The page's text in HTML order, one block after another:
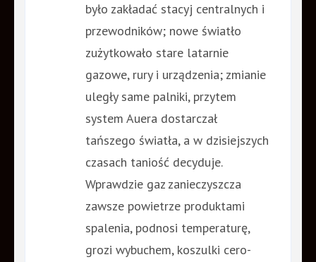
było zakładać stacyj centralnych i
przewodników; nowe światło
zużytkowało stare latarnie
gazowe, rury i urządzenia; zmianie
uległy same palniki, przytem
system Auera dostarczał
tańszego światła, a w dzisiejszych
czasach taniość decyduje.
Wprawdzie gaz zanieczyszcza
zawsze powietrze produktami
spalenia, podnosi temperaturę,
grozi wybuchem, koszulki cero-